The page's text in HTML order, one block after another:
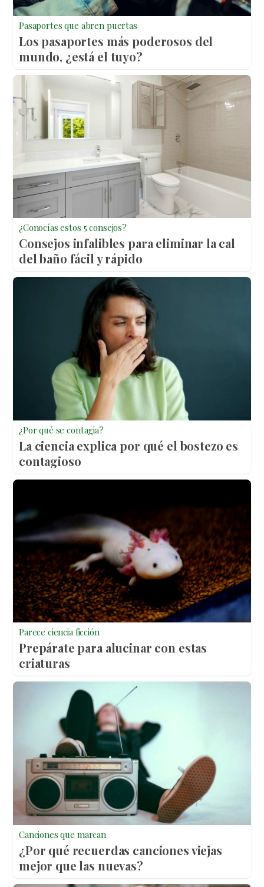
Pasaportes que abren puertas
Los pasaportes más poderosos del
mundo, ¿está el tuyo?
¿Conocías estos 5 consejos?
Consejos infalibles para eliminar la cal
del baño fácil y rápido
¿Por qué se contagia?
La ciencia explica por qué el bostezo es
contagioso
Parece ciencia ficción
Prepárate para alucinar con estas
criaturas
Canciones que marcan
¿Por qué recuerdas canciones viejas
mejor que las nuevas?